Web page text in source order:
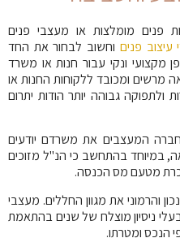
פנים מומלצות או מעצבי פנים
עיצוב פנים וחשוב לבחור את החד
מקצועי ונקי עבור חנות או משרד
מרשים ומכובד ללקוחות החנות או
גבוהה יותר הודות יתרום
המעצבים את משרדם יודעים
במיוחד בהתחשב כי הנ"ל מזוכים
מטעם מס הכנסה.
והרמוני את מגוון החללים. מעצבי
ניסיון מוצלח של שנים בהתאמת
הנכס ומטרתו.